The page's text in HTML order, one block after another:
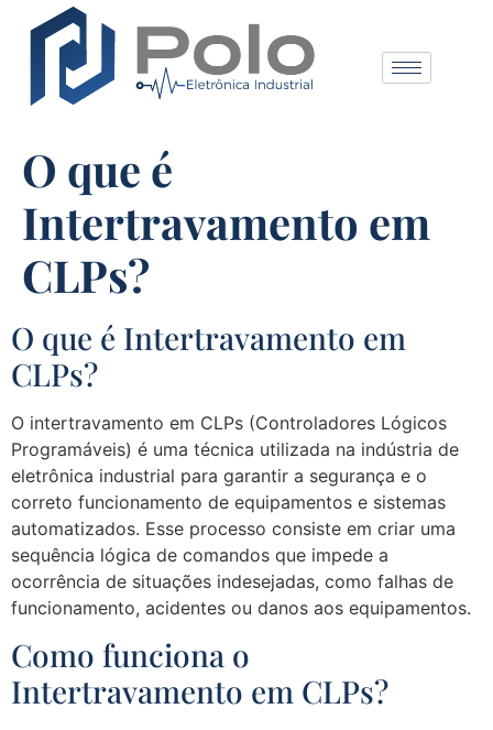
O que é
Intertravamento em
CLPs?
O que é Intertravamento em
CLPs?
O intertravamento em CLPs (Controladores Lógicos
Programáveis) é uma técnica utilizada na indústria de
eletrônica industrial para garantir a segurança e o
correto funcionamento de equipamentos e sistemas
automatizados. Esse processo consiste em criar uma
sequência lógica de comandos que impede a
ocorrência de situações indesejadas, como falhas de
funcionamento, acidentes ou danos aos equipamentos.
Como funciona o
Intertravamento em CLPs?